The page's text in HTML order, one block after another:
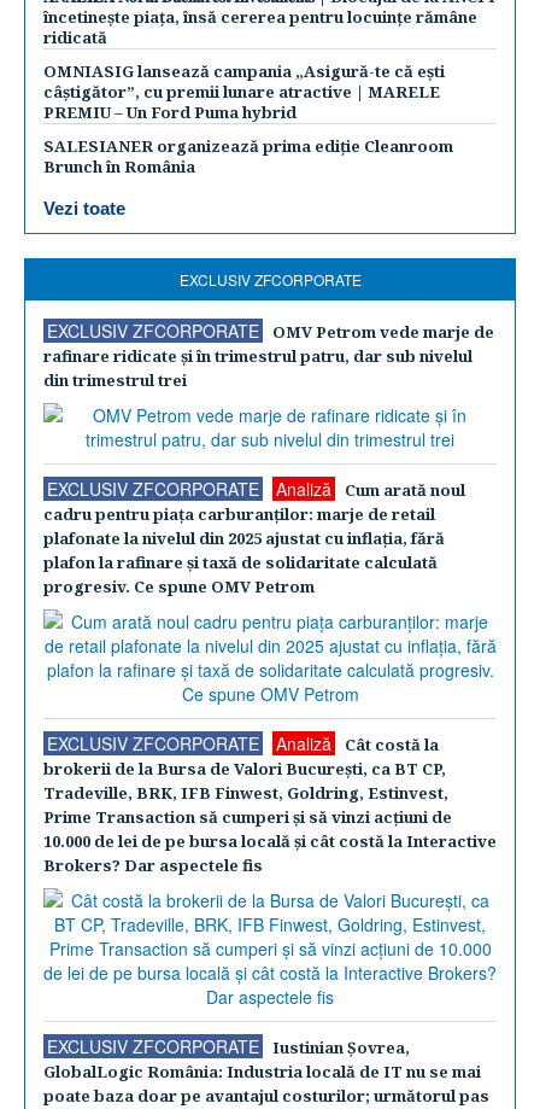
încetinește piața, însă cererea pentru locuințe rămâne
ridicată
OMNIASIG lansează campania „Asigură-te că ești
câștigător”, cu premii lunare atractive | MARELE
PREMIU – Un Ford Puma hybrid
SALESIANER organizează prima ediție Cleanroom
Brunch în România
Vezi toate
EXCLUSIV ZFCORPORATE
EXCLUSIV ZFCORPORATE
OMV Petrom vede marje de
rafinare ridicate şi în trimestrul patru, dar sub nivelul
din trimestrul trei
EXCLUSIV ZFCORPORATE Analiză
Cum arată noul
cadru pentru piaţa carburanţilor: marje de retail
plafonate la nivelul din 2025 ajustat cu inflaţia, fără
plafon la rafinare şi taxă de solidaritate calculată
progresiv. Ce spune OMV Petrom
EXCLUSIV ZFCORPORATE Analiză
Cât costă la
brokerii de la Bursa de Valori Bucureşti, ca BT CP,
Tradeville, BRK, IFB Finwest, Goldring, Estinvest,
Prime Transaction să cumperi şi să vinzi acţiuni de
10.000 de lei de pe bursa locală şi cât costă la Interactive
Brokers? Dar aspectele fis
EXCLUSIV ZFCORPORATE
Iustinian Şovrea,
GlobalLogic România: Industria locală de IT nu se mai
poate baza doar pe avantajul costurilor; următorul pas